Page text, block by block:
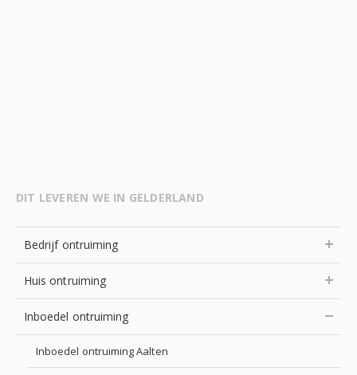
DIT LEVEREN WE IN GELDERLAND
Bedrijf ontruiming
Huis ontruiming
Inboedel ontruiming
Inboedel ontruiming Aalten